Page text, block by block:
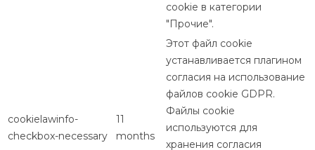
cookie в категории
"Прочие".
cookielawinfo-
checkbox-necessary
11
months
Этот файл cookie
устанавливается плагином
согласия на использование
файлов cookie GDPR.
Файлы cookie
используются для
хранения согласия